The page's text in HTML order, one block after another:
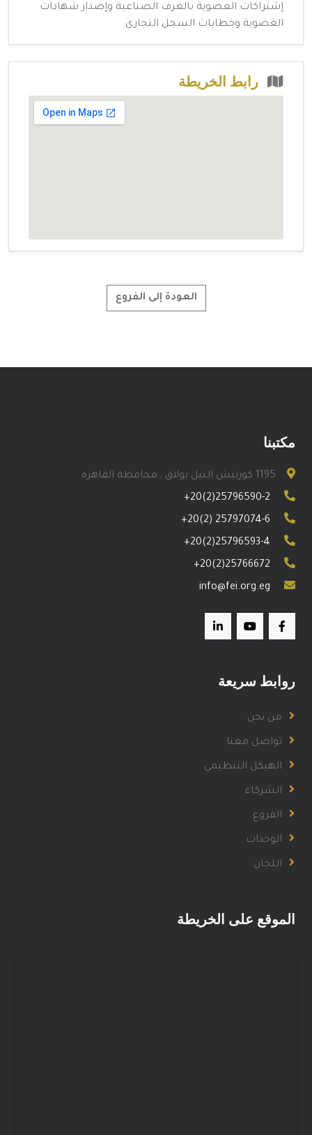
إشتراكات العضوية بالغرف الصناعية وإصدار شهادات
العضوية وخطابات السجل التجاري.
رابط الخريطة
العودة إلى الفروع
مكتبنا
1195 كورنيش النيل بولاق , محافظة القاهره
+20(2)25796590-2
+20(2) 25797074-6
+20(2)25796593-4
+20(2)25766672
info@fei.org.eg
روابط سريعة
من نحن
تواصل معنا
الهيكل التنظيمي
الشركاء
الفروع
الوحدات
اللجان
الموقع على الخريطة